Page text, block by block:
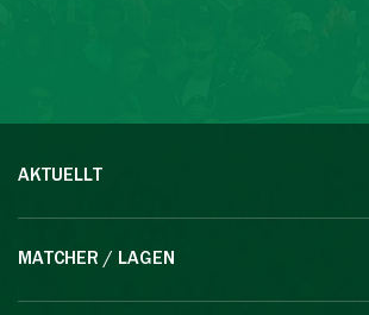
AKTUELLT
MATCHER / LAGEN